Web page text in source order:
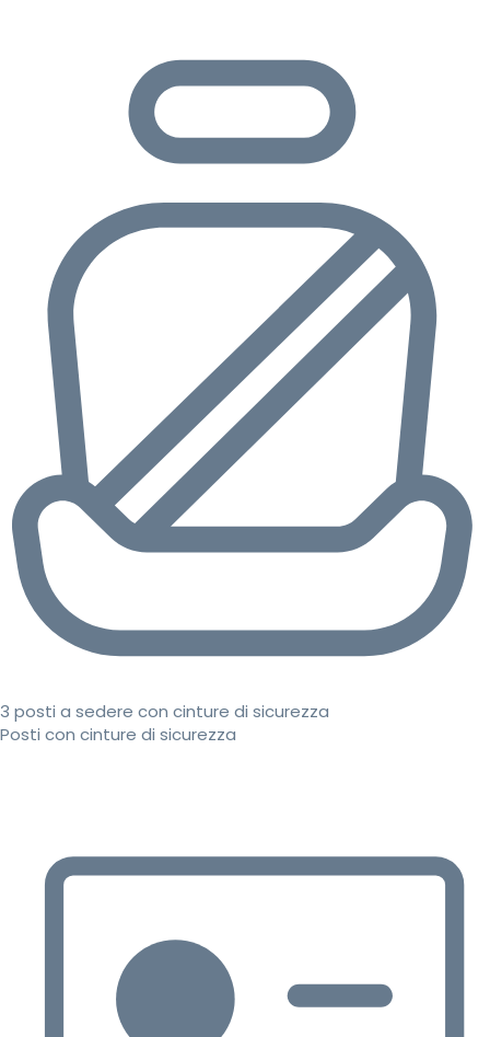
3 posti a sedere con cinture di sicurezza
Posti con cinture di sicurezza